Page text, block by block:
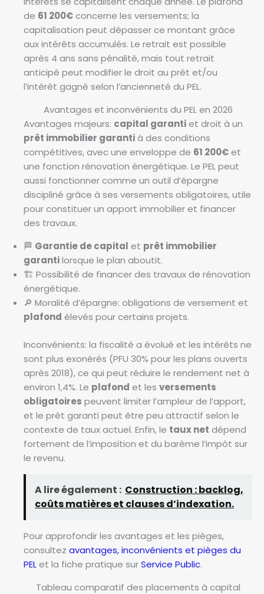
de 61 200€concerne les versements; la
capitalisation peut dépasser ce montant grâce
aux intérêts accumulés. Le retrait est possible
après 4 ans sans pénalité, mais tout retrait
anticipé peut modifier le droit au prêt et/ou
l’intérêt gagné selon l’ancienneté du PEL.
Avantages et inconvénients du PEL en 2026
Avantages majeurs: capital garantiet droit à un
prêt immobilier garantià des conditions
compétitives, avec une enveloppe de 61 200€et
une fonction rénovation énergétique. Le PEL peut
aussi fonctionner comme un outil d’épargne
discipliné grâce à ses versements obligatoires, utile
pour constituer un apport immobilier et financer
des travaux.
🏁 Garantie de capital et prêt immobilier
garantilorsque le plan aboutit.
🏗️ Possibilité de financer des travaux de rénovation
énergétique.
🔎 Moralité d’épargne: obligations de versement et
plafond élevés pour certains projets.
Inconvénients: la fiscalité a évolué et les intérêts ne
sont plus exonérés (PFU 30% pour les plans ouverts
après 2018), ce qui peut réduire le rendement net à
environ 1,4%. Le plafond et les versements
obligatoires peuvent limiter l’ampleur de l’apport,
et le prêt garanti peut être peu attractif selon le
contexte de taux actuel. Enfin, le taux net dépend
fortement de l’imposition et du barème l’impôt sur
le revenu.
A lire également : Construction : backlog,
coûts matières et clauses d’indexation.
Pour approfondir les avantages et les pièges,
consultez avantages, inconvénients et pièges du
PELet la fiche pratique surService Public.
Tableau comparatif des placements à capital